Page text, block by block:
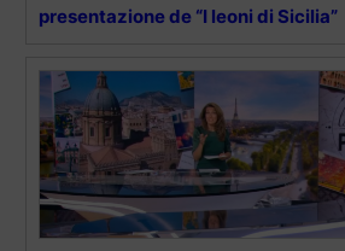
presentazione de “I leoni di Sicilia”